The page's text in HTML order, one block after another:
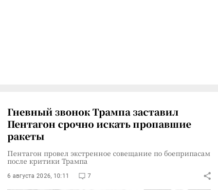
Гневный звонок Трампа заставил
Пентагон срочно искать пропавшие
ракеты
Пентагон провел экстренное совещание по боеприпасам
после критики Трампа
6 августа 2026, 10:11 7